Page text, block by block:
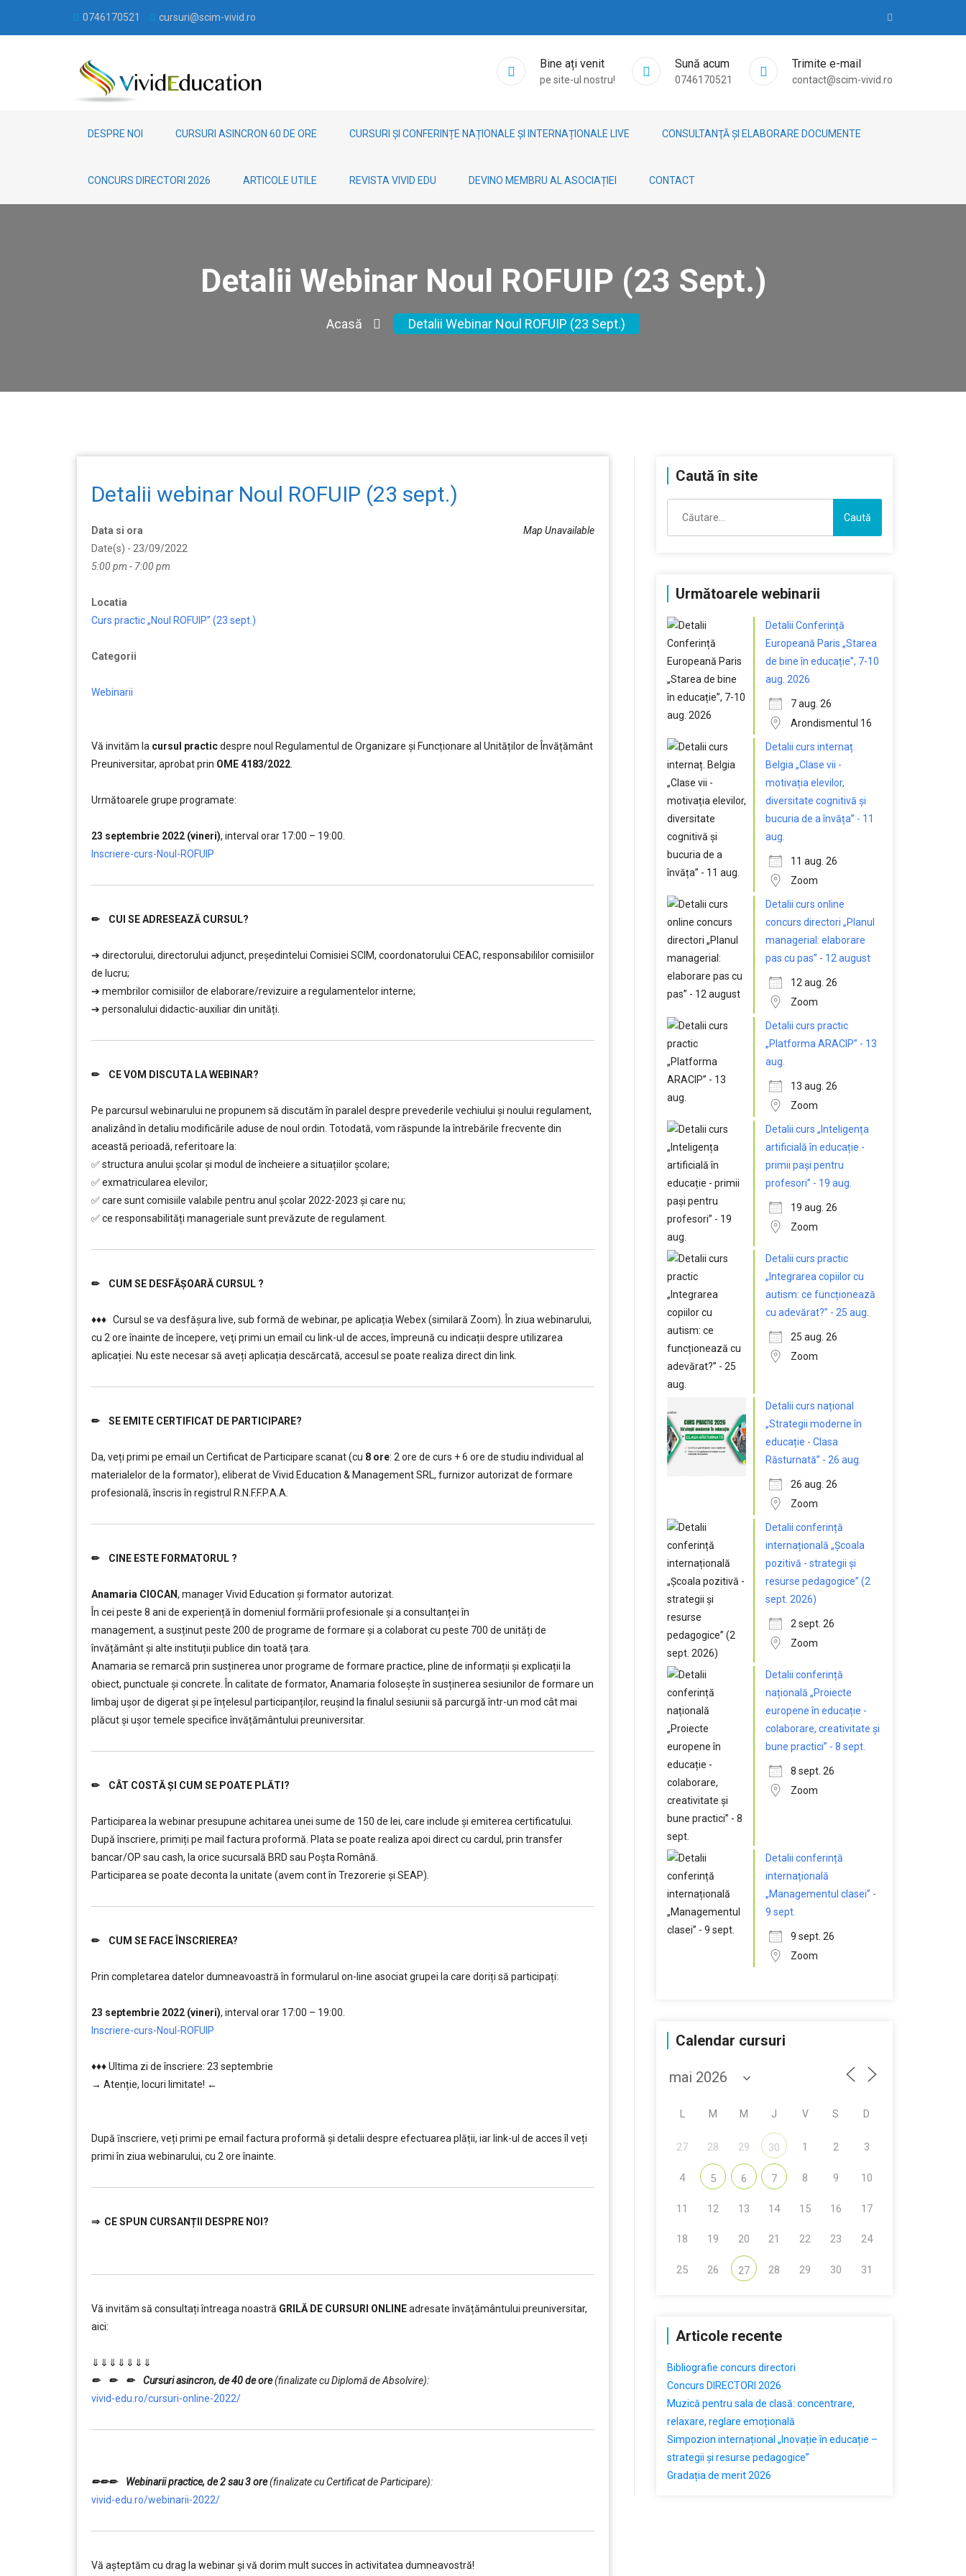
0746170521 cursuri@scim-vivid.ro
Bine ați venit
pe site-ul nostru!
Sună acum
0746170521
Trimite e-mail
contact@scim-vivid.ro
DESPRE NOI CURSURI ASINCRON 60 DE ORE CURSURI ȘI CONFERINȚE NAȚIONALE ȘI INTERNAȚIONALE LIVE CONSULTANŢĂ ȘI ELABORARE DOCUMENTE
CONCURS DIRECTORI 2026 ARTICOLE UTILE REVISTA VIVID EDU DEVINO MEMBRU AL ASOCIAȚIEI CONTACT
Detalii Webinar Noul ROFUIP (23 Sept.)
Acasă Detalii Webinar Noul ROFUIP (23 Sept.)
Detalii webinar Noul ROFUIP (23 sept.)
Map Unavailable
Data si ora
Date(s) - 23/09/2022
5:00 pm - 7:00 pm
Locatia
Curs practic „Noul ROFUIP” (23 sept.)
Categorii
Webinarii
Vă invităm la cursul practicdespre noul Regulamentul de Organizare și Funcționare al Unităților de Învățământ
Preuniversitar, aprobat prin OME 4183/2022
Următoarele grupe programate:
23 septembrie 2022 (vineri), interval orar 17:00 – 19:00.
Inscriere-curs-Noul-ROFUIP
✏ CUI SE ADRESEAZĂ CURSUL?
➔ directorului, directorului adjunct, președintelui Comisiei SCIM, coordonatorului CEAC, responsabililor comisiilor
de lucru;
➔ membrilor comisiilor de elaborare/revizuire a regulamentelor interne;
➔ personalului didactic-auxiliar din unități.
✏ CE VOM DISCUTA LA WEBINAR?
Pe parcursul webinarului ne propunem să discutăm în paralel despre prevederile vechiului şi noului regulament,
analizând în detaliu modificările aduse de noul ordin. Totodată, vom răspunde la întrebările frecvente din
această perioadă, referitoare la:
✅ structura anului școlar și modul de încheiere a situațiilor școlare;
✅ exmatricularea elevilor;
✅ care sunt comisiile valabile pentru anul şcolar 2022-2023 şi care nu;
✅ ce responsabilități manageriale sunt prevăzute de regulament.
✏ CUM SE DESFĂȘOARĂ CURSUL ?
♦♦♦ Cursul se va desfășura live, sub formă de webinar, pe aplicația Webex (similară Zoom). În ziua webinarului,
cu 2 ore înainte de începere, veţi primi un email cu link-ul de acces, împreună cu indicații despre utilizarea
aplicației. Nu este necesar să aveți aplicația descărcată, accesul se poate realiza direct din link.
✏ SE EMITE CERTIFICAT DE PARTICIPARE?
Da, veți primi pe email un Certificat de Participare scanat (cu 8 ore: 2 ore de curs + 6 ore de studiu individual al
materialelor de la formator), eliberat de Vivid Education & Management SRL, furnizor autorizat de formare
profesională, înscris în registrul R.N.F.F.P.A.A.
✏ CINE ESTE FORMATORUL ?
Anamaria CIOCAN, manager Vivid Education și formator autorizat.
În cei peste 8 ani de experiență în domeniul formării profesionale și a consultanței în
management, a susținut peste 200 de programe de formare și a colaborat cu peste 700 de unități de
învățământ şi alte instituții publice din toată țara.
Anamaria se remarcă prin susținerea unor programe de formare practice, pline de informații și explicații la
obiect, punctuale și concrete. În calitate de formator, Anamaria folosește în susținerea sesiunilor de formare un
limbaj ușor de digerat și pe înțelesul participanților, reușind la finalul sesiunii să parcurgă într-un mod cât mai
plăcut și ușor temele specifice învățământului preuniversitar.
✏ CÂT COSTĂ ȘI CUM SE POATE PLĂTI?
Participarea la webinar presupune achitarea unei sume de 150 de lei, care include şi emiterea certificatului.
După înscriere, primiți pe mail factura proformă. Plata se poate realiza apoi direct cu cardul, prin transfer
bancar/OP sau cash, la orice sucursală BRD sau Poșta Română.
Participarea se poate deconta la unitate (avem cont în Trezorerie și SEAP).
✏ CUM SE FACE ÎNSCRIEREA?
Prin completarea datelor dumneavoastră în formularul on-line asociat grupei la care doriți să participați:
23 septembrie 2022 (vineri), interval orar 17:00 – 19:00.
Inscriere-curs-Noul-ROFUIP
♦♦♦ Ultima zi de înscriere: 23 septembrie
→ Atenție, locuri limitate! ←
După ȋnscriere, veți primi pe email factura proformă și detalii despre efectuarea plății, iar link-ul de acces îl veți
primi în ziua webinarului, cu 2 ore înainte.
⇒ CE SPUN CURSANȚII DESPRE NOI?
Vă invităm să consultați întreaga noastră GRILĂ DE CURSURI ONLINEadresate învățământului preuniversitar,
aici:
⇓⇓⇓⇓⇓⇓⇓
✏ ✏ ✏ Cursuri asincron, de 40 de ore(finalizate cu Diplomă de Absolvire):
vivid-edu.ro/cursuri-online-2022/
✏✏✏ Webinarii practice, de 2 sau 3 ore(finalizate cu Certificat de Participare):
vivid-edu.ro/webinarii-2022/
Vă aşteptăm cu drag la webinar şi vă dorim mult succes în activitatea dumneavostră!
Caută în site
după:
Următoarele webinarii
Detalii Conferință
Europeană Paris „Starea
de bine în educație”, 7-10
aug. 2026
7 aug. 26
Arondismentul 16
Detalii curs internaț.
Belgia „Clase vii -
motivația elevilor,
diversitate cognitivă și
bucuria de a învăța” - 11
aug.
11 aug. 26
Zoom
Detalii curs online
concurs directori „Planul
managerial: elaborare
pas cu pas” - 12 august
12 aug. 26
Zoom
Detalii curs practic
„Platforma ARACIP” - 13
aug.
13 aug. 26
Zoom
Detalii curs „Inteligența
artificială în educație -
primii pași pentru
profesori” - 19 aug.
19 aug. 26
Zoom
Detalii curs practic
„Integrarea copiilor cu
autism: ce funcționează
cu adevărat?” - 25 aug.
25 aug. 26
Zoom
Detalii curs național
„Strategii moderne în
educație - Clasa
Răsturnată” - 26 aug.
26 aug. 26
Zoom
Detalii conferință
internațională „Școala
pozitivă - strategii și
resurse pedagogice” (2
sept. 2026)
2 sept. 26
Zoom
Detalii conferință
națională „Proiecte
europene în educație -
colaborare, creativitate și
bune practici” - 8 sept.
8 sept. 26
Zoom
Detalii conferință
internațională
„Managementul clasei” -
9 sept.
9 sept. 26
Zoom
Calendar cursuri
M M J V S D
27 28 29 30 1 2 3
4 5 6 7 8 9 10
11 12 13 14 15 16 17
18 19 20 21 22 23 24
25 26 27 28 29 30 31
Articole recente
Bibliografie concurs directori
Concurs DIRECTORI 2026
Muzică pentru sala de clasă: concentrare,
relaxare, reglare emoțională
Simpozion internațional „Inovație în educație –
strategii și resurse pedagogice”
Gradația de merit 2026